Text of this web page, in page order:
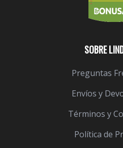
SOBRE
Preguntas
Envíos y
Términos y
Política de